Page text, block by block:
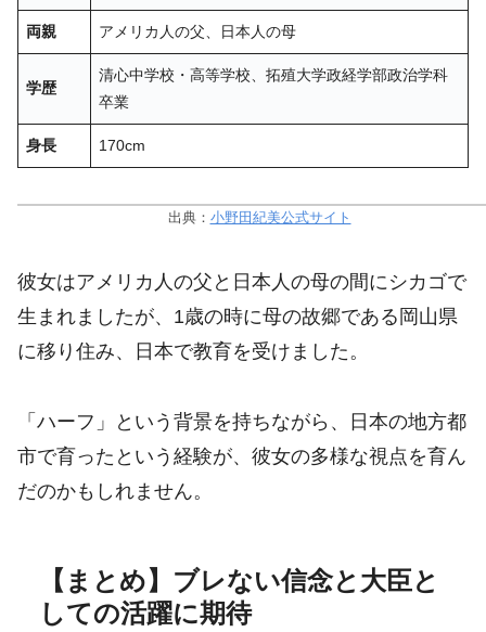
両親 アメリカ人の父、日本人の母
学歴
清心中学校・高等学校、拓殖大学政経学部政治学科
卒業
身長 170cm
出典： 小野田紀美公式サイト
彼女はアメリカ人の父と日本人の母の間にシカゴで
生まれましたが、1歳の時に母の故郷である岡山県
に移り住み、日本で教育を受けました。
「ハーフ」という背景を持ちながら、日本の地方都
市で育ったという経験が、彼女の多様な視点を育ん
だのかもしれません。
【まとめ】ブレない信念と大臣と
しての活躍に期待